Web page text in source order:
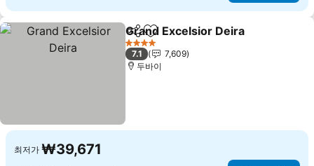
공유 즐겨찾기에 추가
Grand Excelsior Deira
4 성급
7.1
7,609
두바이
최저가 ₩39,671